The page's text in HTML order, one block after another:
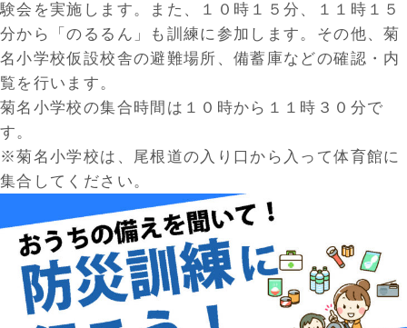
験会を実施します。また、１０時１５分、１１時１５
分から「のるるん」も訓練に参加します。その他、菊
名小学校仮設校舎の避難場所、備蓄庫などの確認・内
覧を行います。
菊名小学校の集合時間は１０時から１１時３０分で
す。
※菊名小学校は、尾根道の入り口から入って体育館に
集合してください。